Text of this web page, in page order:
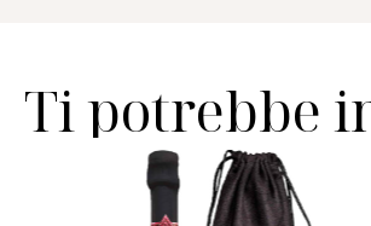
Ti potrebbe